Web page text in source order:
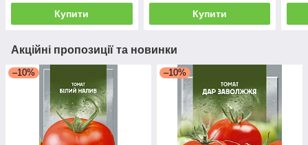
Купити Купити
Акційні пропозиції та новинки
–10% –10%